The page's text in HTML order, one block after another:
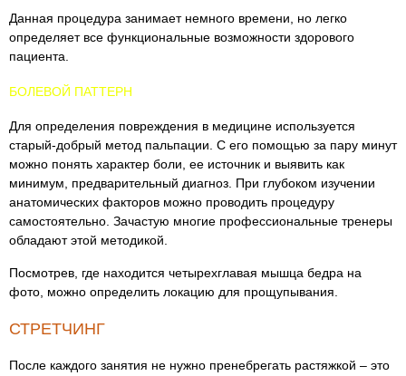
Данная процедура занимает немного времени, но легко
определяет все функциональные возможности здорового
пациента.
БОЛЕВОЙ ПАТТЕРН
Для определения повреждения в медицине используется
старый-добрый метод пальпации. С его помощью за пару минут
можно понять характер боли, ее источник и выявить как
минимум, предварительный диагноз. При глубоком изучении
анатомических факторов можно проводить процедуру
самостоятельно. Зачастую многие профессиональные тренеры
обладают этой методикой.
Посмотрев, где находится четырехглавая мышца бедра на
фото, можно определить локацию для прощупывания.
СТРЕТЧИНГ
После каждого занятия не нужно пренебрегать растяжкой – это